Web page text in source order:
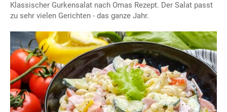
Klassischer Gurkensalat nach Omas Rezept. Der Salat passt
zu sehr vielen Gerichten - das ganze Jahr.